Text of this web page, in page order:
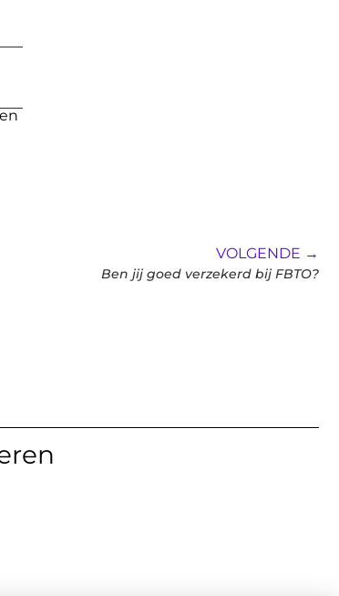
VOLGENDE →
Ben jij goed verzekerd bij FBTO?